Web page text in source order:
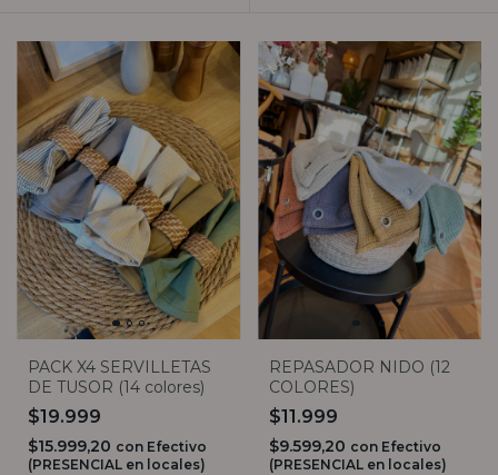
PACK X4 SERVILLETAS
DE TUSOR (14 colores)
$19.999
$15.999,20 con Efectivo
(PRESENCIAL en locales)
REPASADOR NIDO (12
COLORES)
$11.999
$9.599,20 con Efectivo
(PRESENCIAL en locales)